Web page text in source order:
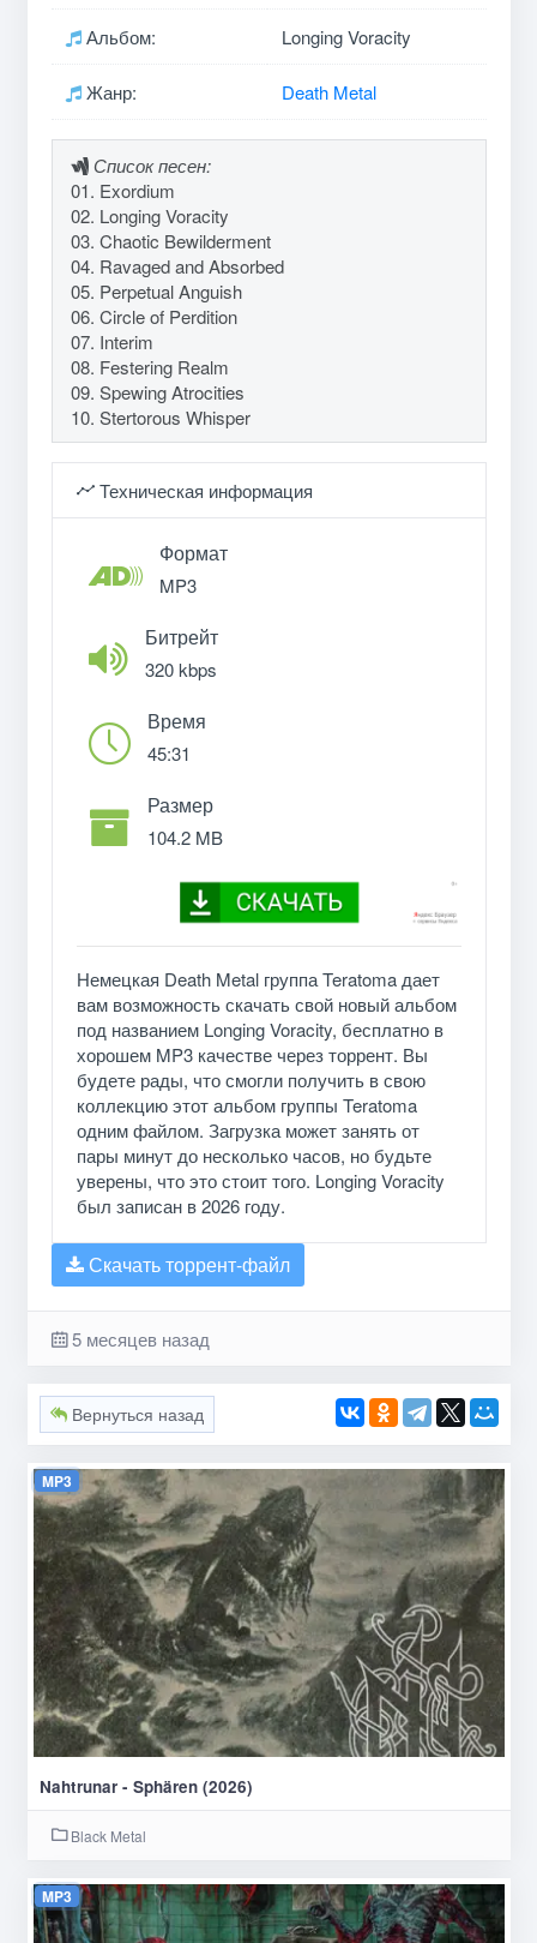
Альбом: Longing Voracity
Жанр: Death Metal
Список песен:
01. Exordium
02. Longing Voracity
03. Chaotic Bewilderment
04. Ravaged and Absorbed
05. Perpetual Anguish
06. Circle of Perdition
07. Interim
08. Festering Realm
09. Spewing Atrocities
10. Stertorous Whisper
Техническая информация
Формат
MP3
Битрейт
320 kbps
Время
45:31
Размер
104.2 MB
Немецкая Death Metal группа Teratoma дает
вам возможность скачать свой новый альбом
под названием Longing Voracity, бесплатно в
хорошем MP3 качестве через торрент. Вы
будете рады, что смогли получить в свою
коллекцию этот альбом группы Teratoma
одним файлом. Загрузка может занять от
пары минут до несколько часов, но будьте
уверены, что это стоит того. Longing Voracity
был записан в 2026 году.
Скачать торрент-файл
5 месяцев назад
Вернуться назад
MP3
Nahtrunar - Sphären (2026)
Black Metal
MP3